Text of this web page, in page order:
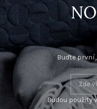
Buďte
Budou použity
kůži, která je zpracována
menším povrchu výrobku.
ražbou nebo laserem.